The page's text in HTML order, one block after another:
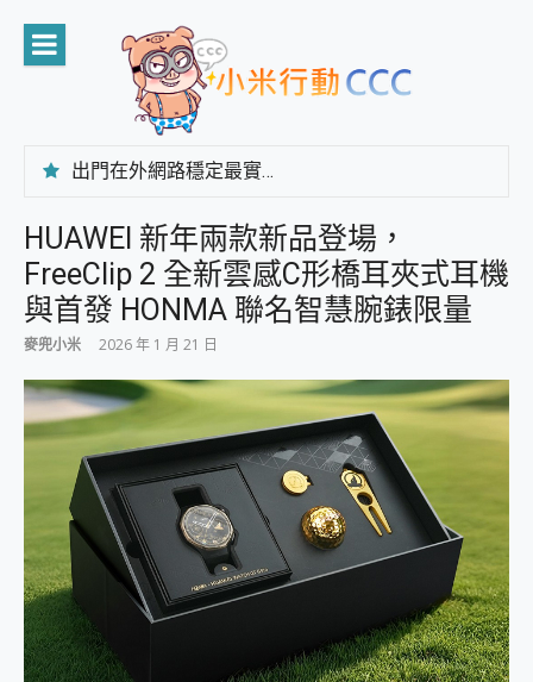
content
出門在外網路穩定最實在 「台灣大哥大」榮獲 4G/5G 在線率全球 NO.3 全台第一與全台六冠王實測心得，走到哪順到哪！
CP 值天花板~ Bongcom BS5 足球君開箱~ 短焦投影機 3千元就能擁有！ 折扣碼在這～
專為 PC上的 XBOX和掌機設計的 FireCuda X1070 SSD 固態硬碟開箱 評測
台灣製攝影機在這裡，100%全無線設計 SpotCam Solo Eco 太陽能防水雲端攝影機 SpotCam Solo 3 2.5K高畫質戶外攝影機 開箱 評測
電力超超超持久 MSI 微星 Prestige 14 AI+ D3MG-031TW 14吋 開箱評價，AI輕薄商務筆電 Copilot+ PC
超懂拍、耐用 AI 街拍機~ realme 16 Pro 開箱評價~ 2 億畫素 LumaColor 影像、持久續航與 IP69K 高防護
AI 支付 一錶搞定大小事 Xiaomi Watch 5 開箱 評測
超驚艷 讓人一眼就愛上 LENOVO 聯想 Yoga Book 9 14吋 AI輕薄筆電 開箱 評測
美到讓人超想擁有 moto pad 60 系列 與 Moto | Swarovski razr 60 冰藍限定版本 開箱 評測
好用的 EaseUS Partition Master 讓您輕鬆的移除與格式化有防寫保護的隨身碟或SD卡
小朋友才做選擇 投影機 RGB藍牙音響 氛圍情境燈 我通通都要！ Starfish 2 幻彩膠囊投影機｜結合「 智慧投影 & 煥彩流動 」的沈浸式生活新體驗
外型超吸晴~ 給您絕佳操控體驗 GravaStar Mercury K1 系列 異星機械鍵盤與 Mercury X 系列 輕量無線電競滑鼠 開箱 評測
開箱~變身「蜘蛛人」椅子軍師！MSI MPG 491CQP QD-OLED 超寬曲面電競螢幕，多工辦公、爽度滿滿的終極桌面體驗
iPhone 17 系列 有認證的防護來囉！ imos 首家導入 UL MCV 行銷宣告驗證的手機配件品牌
會走動的冷暖氣 SONY REON POCKET PRO 穿戴式智慧冷暖調溫裝置 開箱 評測
HUAWEI 新年兩款新品登場，
FreeClip 2 全新雲感C形橋耳夾式耳機
與首發 HONMA 聯名智慧腕錶限量
麥兜小米 2026 年 1 月 21 日